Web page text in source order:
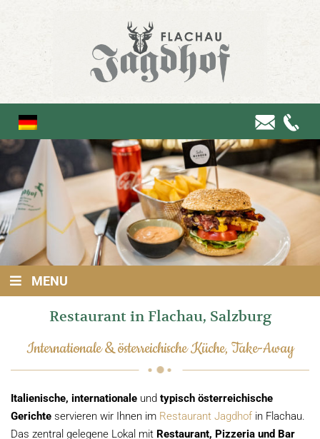
MENU
Restaurant in Flachau, Salzburg
Internationale & österreichische Küche, Take-Away
Italienische, internationale und typisch österreichische
Gerichte servieren wir Ihnen im Restaurant Jagdhof in Flachau.
Das zentral gelegene Lokal mit Restaurant, Pizzeria und Bar